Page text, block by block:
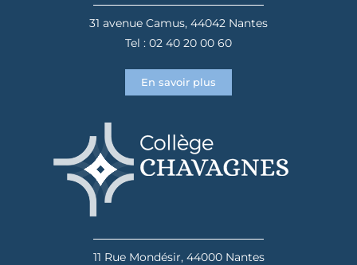
31 avenue Camus, 44042 Nantes
Tel : 02 40 20 00 60
En savoir plus
11 Rue Mondésir, 44000 Nantes